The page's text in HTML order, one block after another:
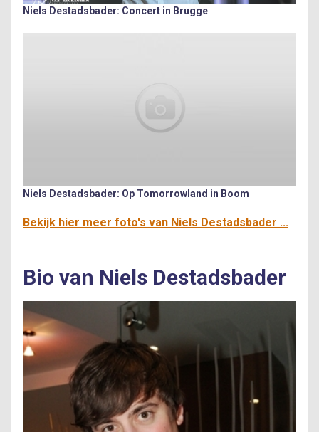
Niels Destadsbader: Concert in Brugge
Niels Destadsbader: Op Tomorrowland in Boom
Bekijk hier meer foto's van Niels Destadsbader ...
Bio van Niels Destadsbader